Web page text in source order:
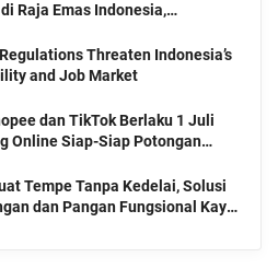
Raja Emas Indonesia,
Threaten Indonesia’s
and Job Market
dan TikTok Berlaku 1 Juli
Online Siap-Siap Potongan
Tempe Tanpa Kedelai, Solusi
dan Pangan Fungsional Kaya